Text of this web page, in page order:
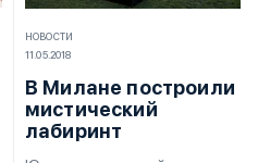
НОВОСТИ
11.05.2018
В Милане построили
мистический
лабиринт